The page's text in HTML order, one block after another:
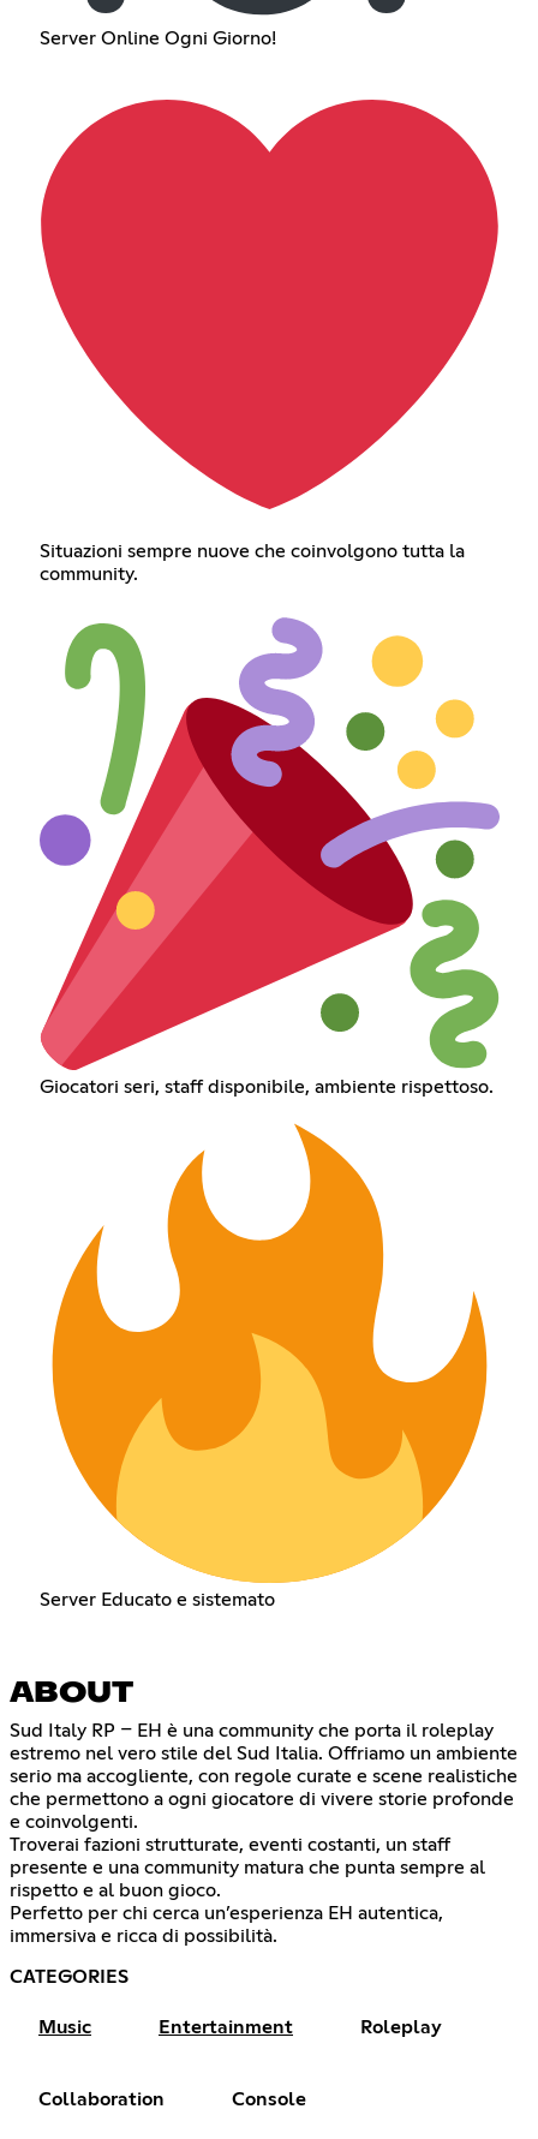
Server Online Ogni Giorno!
Situazioni sempre nuove che coinvolgono tutta la
community.
Giocatori seri, staff disponibile, ambiente rispettoso.
Server Educato e sistemato
ABOUT
Sud Italy RP – EH è una community che porta il roleplay
estremo nel vero stile del Sud Italia. Offriamo un ambiente
serio ma accogliente, con regole curate e scene realistiche
che permettono a ogni giocatore di vivere storie profonde
e coinvolgenti.
Troverai fazioni strutturate, eventi costanti, un staff
presente e una community matura che punta sempre al
rispetto e al buon gioco.
Perfetto per chi cerca un’esperienza EH autentica,
immersiva e ricca di possibilità.
CATEGORIES
Music Entertainment Roleplay
Collaboration Console